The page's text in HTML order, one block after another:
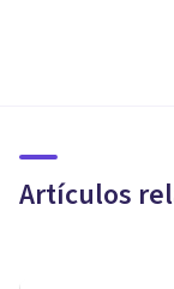
Artículos
como